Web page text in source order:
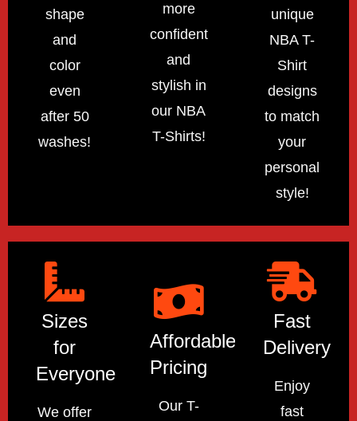
shape
and
color
even
after 50
washes!
more
confident
and
stylish in
our NBA
T-Shirts!
unique
NBA T-
Shirt
designs
to match
your
personal
style!
Sizes
for
Everyone
We offer
Affordable
Pricing
Our T-
Fast
Delivery
Enjoy
fast